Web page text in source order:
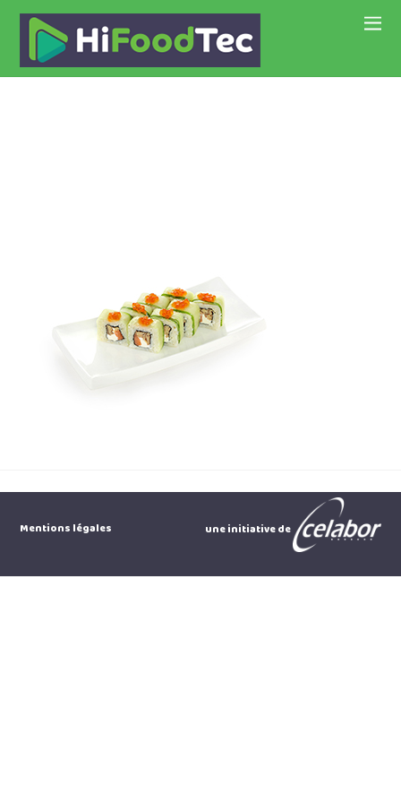
Mentions légales une initiative de